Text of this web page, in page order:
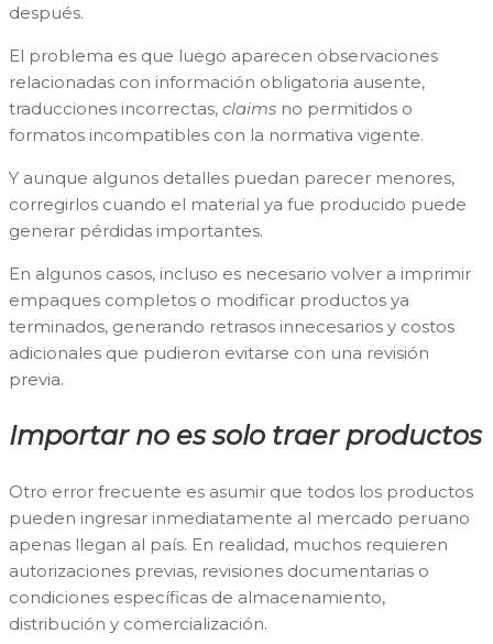
después.
El problema es que luego aparecen observaciones
relacionadas con información obligatoria ausente,
traducciones incorrectas, claims no permitidos o
formatos incompatibles con la normativa vigente.
Y aunque algunos detalles puedan parecer menores,
corregirlos cuando el material ya fue producido puede
generar pérdidas importantes.
En algunos casos, incluso es necesario volver a imprimir
empaques completos o modificar productos ya
terminados, generando retrasos innecesarios y costos
adicionales que pudieron evitarse con una revisión
previa.
Importar no es solo traer productos
Otro error frecuente es asumir que todos los productos
pueden ingresar inmediatamente al mercado peruano
apenas llegan al país. En realidad, muchos requieren
autorizaciones previas, revisiones documentarias o
condiciones específicas de almacenamiento,
distribución y comercialización.